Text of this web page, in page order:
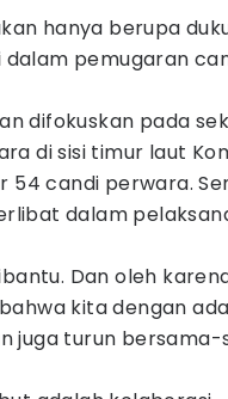
hanya berupa
pemugaran
difokuskan pada
di sisi timur laut
54 candi perwara.
dalam
Dan oleh
kita dengan
juga turun